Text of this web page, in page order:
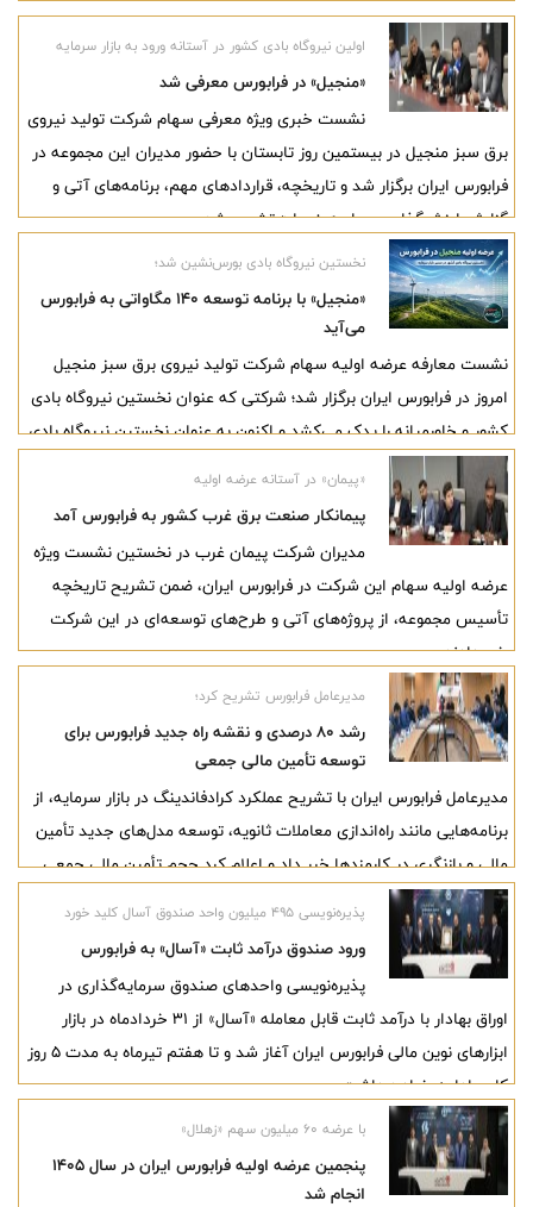
برگزار شد و اعضای جدید هیئت‌مدیره فرابورس ایران انتخاب شدند.
اولین نیروگاه بادی کشور در آستانه ورود به بازار سرمایه
«منجیل» در فرابورس معرفی شد
نشست خبری ویژه معرفی سهام شرکت تولید نیروی
برق سبز منجیل در بیستمین روز تابستان با حضور مدیران این مجموعه در
فرابورس ایران برگزار شد و تاریخچه، قراردادهای مهم، برنامه‌های آتی و
گزارش ارزش‌گذاری سهام «منجیل» تشریح شد.
نخستین نیروگاه بادی بورس‌نشین شد؛
«منجیل» با برنامه توسعه ۱۴۰ مگاواتی به فرابورس
می‌آید
نشست معارفه عرضه اولیه سهام شرکت تولید نیروی برق سبز منجیل
امروز در فرابورس ایران برگزار شد؛ شرکتی که عنوان نخستین نیروگاه بادی
کشور و خاورمیانه را یدک می‌کشد و اکنون به عنوان نخستین نیروگاه بادی
آماده ورود به بازار سرمایه شده است. مدیران شرکت در این نشست ضمن
تشریح عملکرد و برنامه‌های توسعه، از رشد سودآوری، توسعه ظرفیت
تولید، قراردادهای تضمینی فروش برق و چشم‌انداز مثبت درآمدهای آتی
«پیمان» در آستانه عرضه اولیه
پیمانکار صنعت برق غرب کشور به فرابورس آمد
مدیران شرکت پیمان غرب در نخستین نشست ویژه
عرضه اولیه سهام این شرکت در فرابورس ایران، ضمن تشریح تاریخچه
تأسیس مجموعه، از پروژه‌های آتی و طرح‌های توسعه‌ای در این شرکت
خبر دادند.
مدیرعامل فرابورس تشریح کرد؛
رشد ۸۰ درصدی و نقشه راه جدید فرابورس برای
توسعه تأمین مالی جمعی
مدیرعامل فرابورس ایران با تشریح عملکرد کرادفاندینگ در بازار سرمایه، از
برنامه‌هایی مانند راه‌اندازی معاملات ثانویه، توسعه مدل‌های جدید تأمین
مالی و بازنگری در کارمزدها خبر داد و اعلام کرد حجم تأمین مالی جمعی
است.
پذیره‌نویسی ۴۹۵ میلیون واحد صندوق آسال کلید خورد
ورود صندوق درآمد ثابت «آسال» به فرابورس
پذیره‌نویسی واحدهای صندوق سرمایه‌گذاری در
اوراق بهادار با درآمد ثابت قابل معامله «آسال» از ۳۱ خردادماه در بازار
ابزارهای نوین مالی فرابورس ایران آغاز شد و تا هفتم تیرماه به مدت ۵ روز
کاری ادامه خواهد داشت.
با عرضه ۶۰ میلیون سهم «زهلال»
پنجمین عرضه اولیه فرابورس ایران در سال ۱۴۰۵
انجام شد